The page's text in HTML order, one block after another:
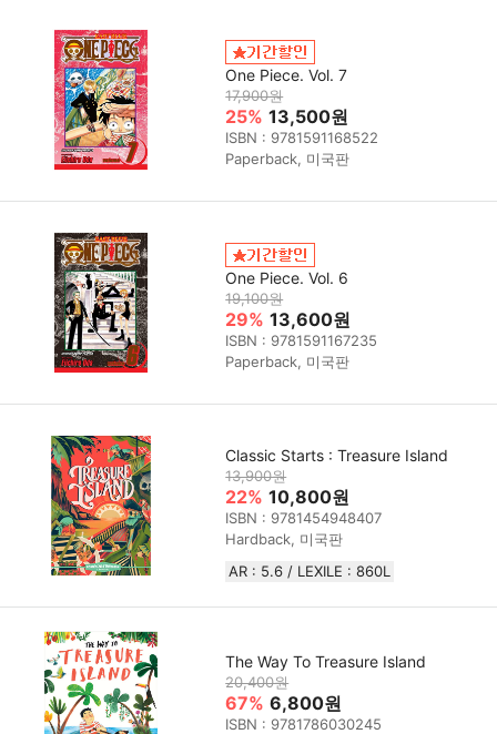
One Piece. Vol. 7
17,900원
25% 13,500원
ISBN : 9781591168522
Paperback, 미국판
One Piece. Vol. 6
19,100원
29% 13,600원
ISBN : 9781591167235
Paperback, 미국판
Classic Starts : Treasure Island
13,900원
22% 10,800원
ISBN : 9781454948407
Hardback, 미국판
AR : 5.6 / LEXILE : 860L
The Way To Treasure Island
20,400원
67% 6,800원
ISBN : 9781786030245